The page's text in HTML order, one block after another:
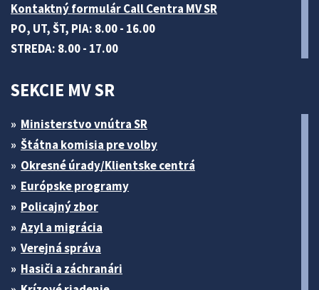
Kontaktný formulár Call Centra MV SR
PO, UT, ŠT, PIA: 8.00 - 16.00
STREDA: 8.00 - 17.00
SEKCIE MV SR
Ministerstvo vnútra SR
Štátna komisia pre volby
Okresné úrady/Klientske centrá
Európske programy
Policajný zbor
Azyl a migrácia
Verejná správa
Hasiči a záchranári